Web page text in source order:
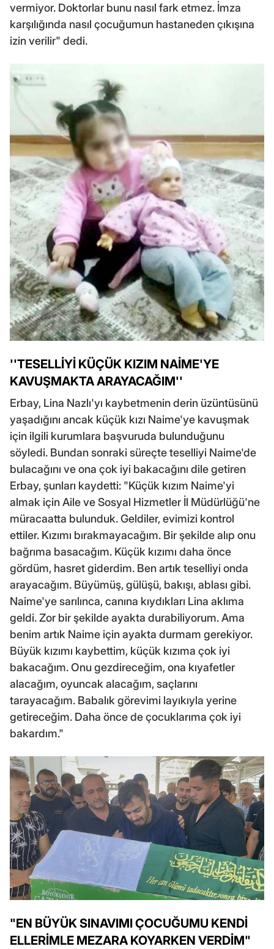
vermiyor. Doktorlar bunu nasıl fark etmez. İmza
karşılığında nasıl çocuğumun hastaneden çıkışına
izin verilir" dedi.
''TESELLİYİ KÜÇÜK KIZIM NAİME'YE
KAVUŞMAKTA ARAYACAĞIM''
Erbay, Lina Nazlı'yı kaybetmenin derin üzüntüsünü
yaşadığını ancak küçük kızı Naime'ye kavuşmak
için ilgili kurumlara başvuruda bulunduğunu
söyledi. Bundan sonraki süreçte teselliyi Naime'de
bulacağını ve ona çok iyi bakacağını dile getiren
Erbay, şunları kaydetti: "Küçük kızım Naime'yi
almak için Aile ve Sosyal Hizmetler İl Müdürlüğü'ne
müracaatta bulunduk. Geldiler, evimizi kontrol
ettiler. Kızımı bırakmayacağım. Bir şekilde alıp onu
bağrıma basacağım. Küçük kızımı daha önce
gördüm, hasret giderdim. Ben artık teselliyi onda
arayacağım. Büyümüş, gülüşü, bakışı, ablası gibi.
Naime'ye sarılınca, canına kıydıkları Lina aklıma
geldi. Zor bir şekilde ayakta durabiliyorum. Ama
benim artık Naime için ayakta durmam gerekiyor.
Büyük kızımı kaybettim, küçük kızıma çok iyi
bakacağım. Onu gezdireceğim, ona kıyafetler
alacağım, oyuncak alacağım, saçlarını
tarayacağım. Babalık görevimi layıkıyla yerine
getireceğim. Daha önce de çocuklarıma çok iyi
bakardım."
"EN BÜYÜK SINAVIMI ÇOCUĞUMU KENDİ
ELLERİMLE MEZARA KOYARKEN VERDİM"